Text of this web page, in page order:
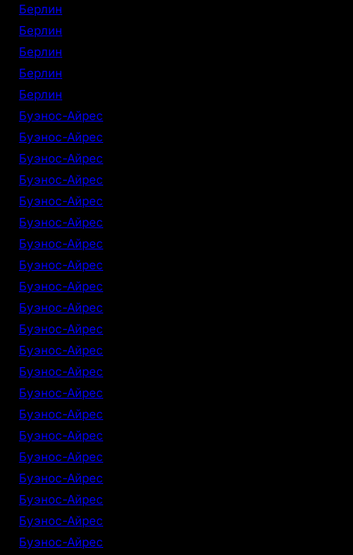
Берлин
Берлин
Берлин
Берлин
Берлин
Буэнос-Айрес
Буэнос-Айрес
Буэнос-Айрес
Буэнос-Айрес
Буэнос-Айрес
Буэнос-Айрес
Буэнос-Айрес
Буэнос-Айрес
Буэнос-Айрес
Буэнос-Айрес
Буэнос-Айрес
Буэнос-Айрес
Буэнос-Айрес
Буэнос-Айрес
Буэнос-Айрес
Буэнос-Айрес
Буэнос-Айрес
Буэнос-Айрес
Буэнос-Айрес
Буэнос-Айрес
Буэнос-Айрес